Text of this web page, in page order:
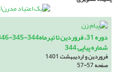
شماره پیاپی 344
فروردین و اردیبهشت 1401
صفحه57-57